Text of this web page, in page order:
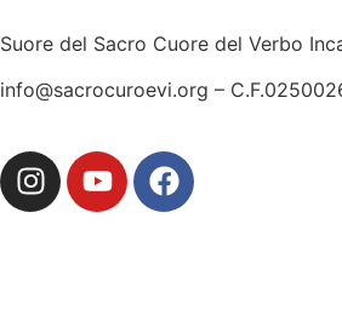
Suore del Sacro Cuore del Verbo
info@sacrocuroevi.org –